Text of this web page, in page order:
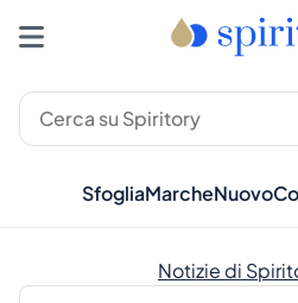
SfogliaMarcheNuovo
Notizie di